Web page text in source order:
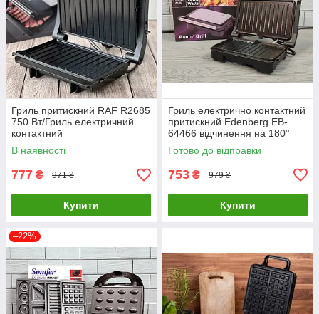
Гриль притискний RAF R2685
750 Вт/Гриль електричний
контактний
В наявності
777 ₴ 971 ₴
Купити
Гриль електрично контактний
притискний Edenberg EB-
64466 відчинення на 180°
Готово до відправки
753 ₴ 979 ₴
Купити
–22%